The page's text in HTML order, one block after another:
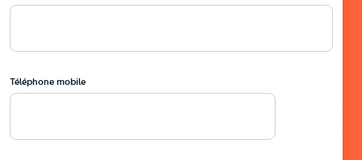
Téléphone mobile